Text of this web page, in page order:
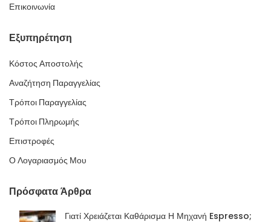
Επικοινωνία
Εξυπηρέτηση
Κόστος Αποστολής
Αναζήτηση Παραγγελίας
Τρόποι Παραγγελίας
Τρόποι Πληρωμής
Επιστροφές
Ο Λογαριασμός Μου
Πρόσφατα Άρθρα
Γιατί Χρειάζεται Καθάρισμα Η Μηχανή Espresso;